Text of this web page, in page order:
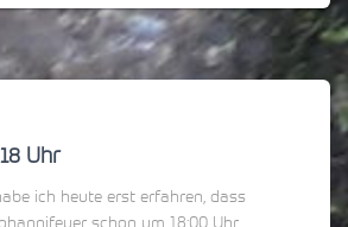
Uhr
ich heute erst erfahren, dass